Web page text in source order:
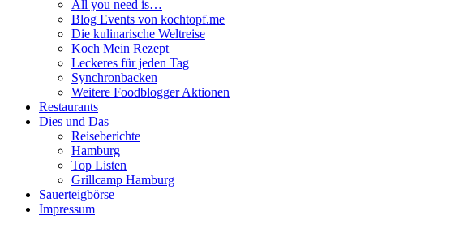
All you need is…
Blog Events von kochtopf.me
Die kulinarische Weltreise
Koch Mein Rezept
Leckeres für jeden Tag
Synchronbacken
Weitere Foodblogger Aktionen
Restaurants
Dies und Das
Reiseberichte
Hamburg
Top Listen
Grillcamp Hamburg
Sauerteigbörse
Impressum